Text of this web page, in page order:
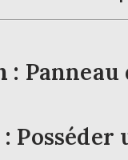
: Panneau
Posséder